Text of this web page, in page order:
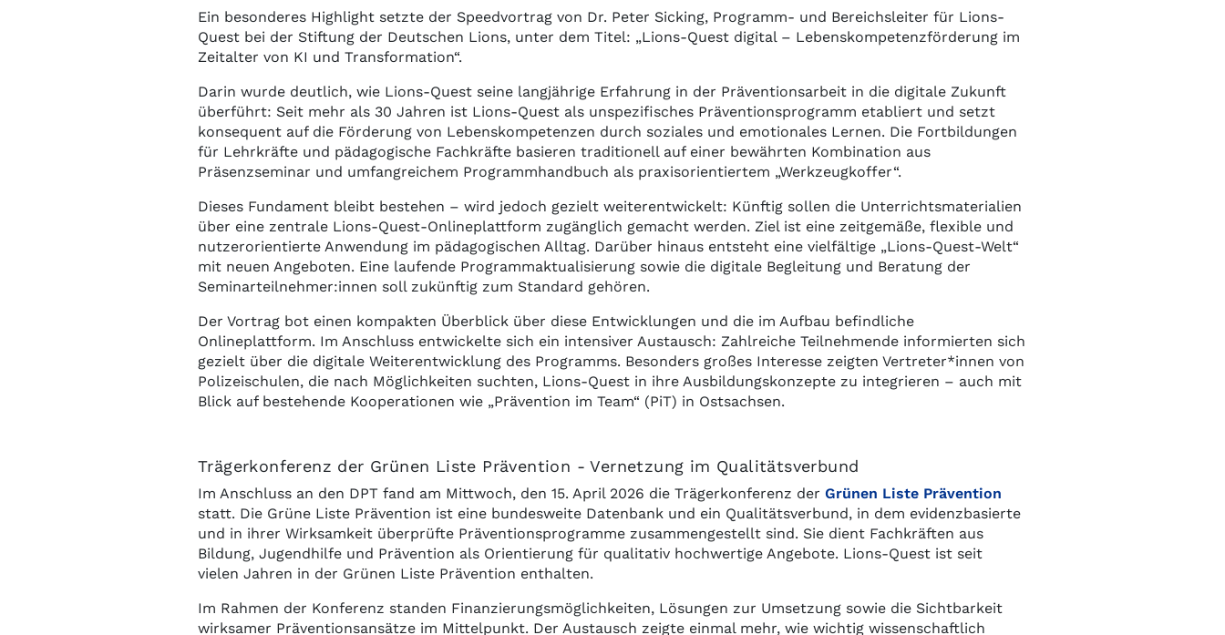
Ein besonderes Highlight setzte der Speedvortrag von Dr. Peter Sicking, Programm- und Bereichsleiter für Lions-
Quest bei der Stiftung der Deutschen Lions, unter dem Titel: „Lions-Quest digital – Lebenskompetenzförderung im
Zeitalter von KI und Transformation“.
Darin wurde deutlich, wie Lions-Quest seine langjährige Erfahrung in der Präventionsarbeit in die digitale Zukunft
überführt: Seit mehr als 30 Jahren ist Lions-Quest als unspezifisches Präventionsprogramm etabliert und setzt
konsequent auf die Förderung von Lebenskompetenzen durch soziales und emotionales Lernen. Die Fortbildungen
für Lehrkräfte und pädagogische Fachkräfte basieren traditionell auf einer bewährten Kombination aus
Präsenzseminar und umfangreichem Programmhandbuch als praxisorientiertem „Werkzeugkoffer“.
Dieses Fundament bleibt bestehen – wird jedoch gezielt weiterentwickelt: Künftig sollen die Unterrichtsmaterialien
über eine zentrale Lions-Quest-Onlineplattform zugänglich gemacht werden. Ziel ist eine zeitgemäße, flexible und
nutzerorientierte Anwendung im pädagogischen Alltag. Darüber hinaus entsteht eine vielfältige „Lions-Quest-Welt“
mit neuen Angeboten. Eine laufende Programmaktualisierung sowie die digitale Begleitung und Beratung der
Seminarteilnehmer:innen soll zukünftig zum Standard gehören.
Der Vortrag bot einen kompakten Überblick über diese Entwicklungen und die im Aufbau befindliche
Onlineplattform. Im Anschluss entwickelte sich ein intensiver Austausch: Zahlreiche Teilnehmende informierten sich
gezielt über die digitale Weiterentwicklung des Programms. Besonders großes Interesse zeigten Vertreter*innen von
Polizeischulen, die nach Möglichkeiten suchten, Lions-Quest in ihre Ausbildungskonzepte zu integrieren – auch mit
Blick auf bestehende Kooperationen wie „Prävention im Team“ (PiT) in Ostsachsen.
Trägerkonferenz der Grünen Liste Prävention - Vernetzung im Qualitätsverbund
Im Anschluss an den DPT fand am Mittwoch, den 15. April 2026 die Trägerkonferenz der Grünen Liste Prävention
statt. Die Grüne Liste Prävention ist eine bundesweite Datenbank und ein Qualitätsverbund, in dem evidenzbasierte
und in ihrer Wirksamkeit überprüfte Präventionsprogramme zusammengestellt sind. Sie dient Fachkräften aus
Bildung, Jugendhilfe und Prävention als Orientierung für qualitativ hochwertige Angebote. Lions-Quest ist seit
vielen Jahren in der Grünen Liste Prävention enthalten.
Im Rahmen der Konferenz standen Finanzierungsmöglichkeiten, Lösungen zur Umsetzung sowie die Sichtbarkeit
wirksamer Präventionsansätze im Mittelpunkt. Der Austausch zeigte einmal mehr, wie wichtig wissenschaftlich